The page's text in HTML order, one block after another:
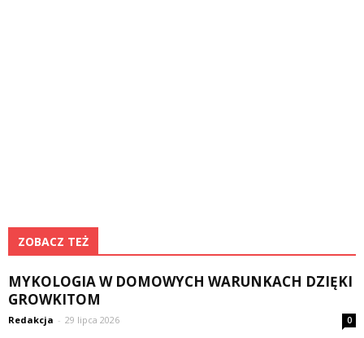
ZOBACZ TEŻ
MYKOLOGIA W DOMOWYCH WARUNKACH DZIĘKI
GROWKITOM
Redakcja - 29 lipca 2026 0